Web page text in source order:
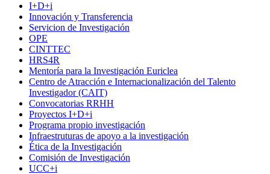
I+D+i
Innovación y Transferencia
Servicion de Investigación
OPE
CINTTEC
HRS4R
Mentoría para la Investigación Euriclea
Centro de Atracción e Internacionalización del Talento
Investigador (CAIT)
Convocatorias RRHH
Proyectos I+D+i
Programa propio investigación
Infraestruturas de apoyo a la investigación
Ética de la Investigación
Comisión de Investigación
UCC+i